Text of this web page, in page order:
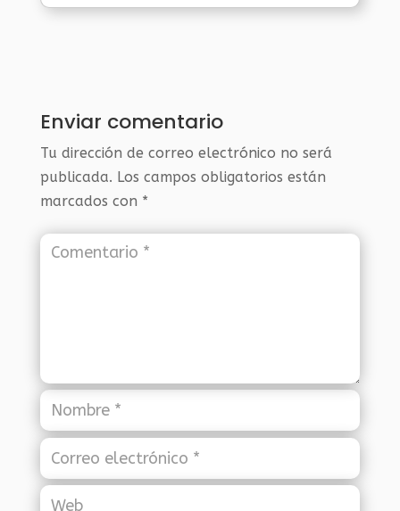
Enviar comentario
Tu dirección de correo electrónico no será
publicada. Los campos obligatorios están
marcados con *